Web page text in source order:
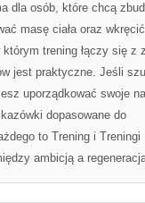
dla osób, które chcą
masę ciała oraz
którym trening łączy się z
jest praktyczne. Jeśli
uporządkować swoje
dopasowane do
to Trening i Treningi
ambicją a